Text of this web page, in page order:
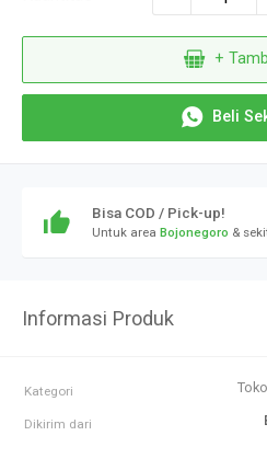
+
Beli
Bisa COD / Pick-up!
Untuk area Bojonegoro &
Informasi Produk
Kategori
Dikirim dari